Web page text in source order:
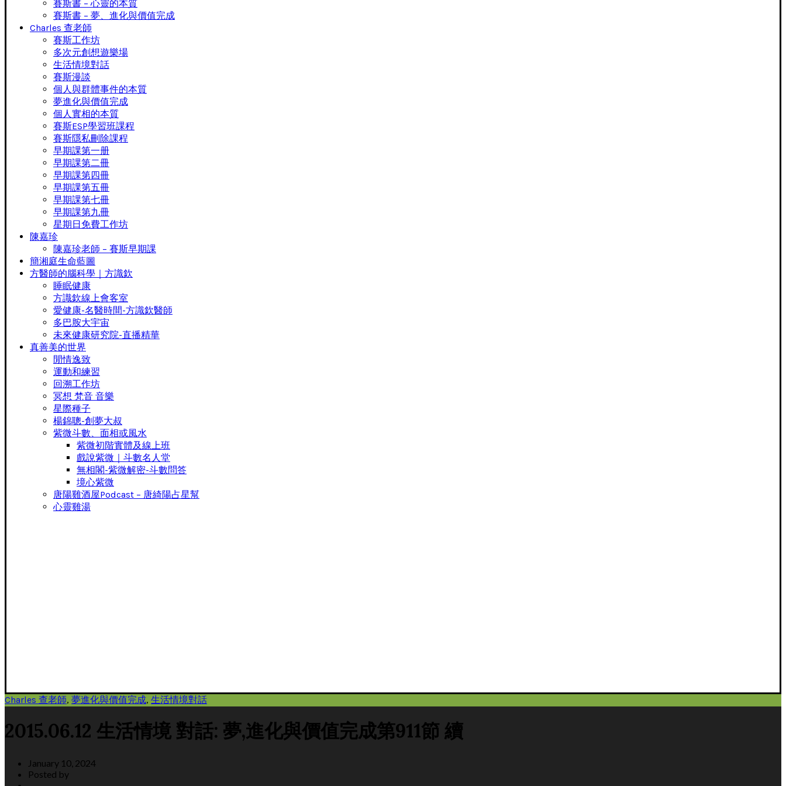
賽斯書 – 心靈的本質
賽斯書 – 夢、進化與價值完成
Charles 查老師
賽斯工作坊
多次元創想遊樂場
生活情境對話
賽斯漫談
個人與群體事件的本質
夢進化與價值完成
個人實相的本質
賽斯ESP學習班課程
賽斯隱私刪除課程
早期課第一册
早期課第二冊
早期課第四冊
早期課第五冊
早期課第七冊
早期課第九冊
星期日免費工作坊
陳嘉珍
陳嘉珍老師 – 賽斯早期課
簡湘庭生命藍圖
方醫師的腦科學｜方識欽
睡眠健康
方識欽線上會客室
愛健康-名醫時間-方識欽醫師
多巴胺大宇宙
未來健康研究院-直播精華
真善美的世界
閒情逸致
運動和練習
回溯工作坊
冥想 梵音 音樂
星際種子
楊錦聰-創夢大叔
紫微斗數、面相或風水
紫微初階實體及線上班
戲說紫微｜斗數名人堂
無相閣-紫微解密-斗數問答
境心紫微
唐陽雞酒屋Podcast – 唐綺陽占星幫
心靈雞湯
Charles 查老師, 夢進化與價值完成, 生活情境對話
2015.06.12 生活情境 對話: 夢,進化與價值完成第911節 續
January 10, 2024
Posted by